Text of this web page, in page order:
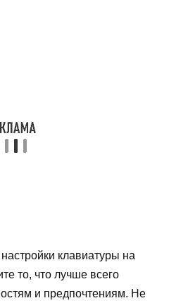
клавиатуры на
то, что лучше всего
и предпочтениям. Не